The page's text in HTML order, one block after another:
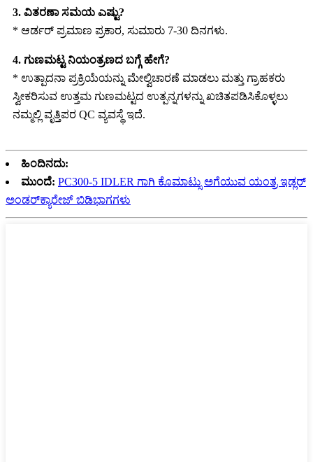
3. ವಿತರಣಾ ಸಮಯ ಎಷ್ಟು?
* ಆರ್ಡರ್ ಪ್ರಮಾಣ ಪ್ರಕಾರ, ಸುಮಾರು 7-30 ದಿನಗಳು.
4. ಗುಣಮಟ್ಟ ನಿಯಂತ್ರಣದ ಬಗ್ಗೆ ಹೇಗೆ?
* ಉತ್ಪಾದನಾ ಪ್ರಕ್ರಿಯೆಯನ್ನು ಮೇಲ್ವಿಚಾರಣೆ ಮಾಡಲು ಮತ್ತು ಗ್ರಾಹಕರು
ಸ್ವೀಕರಿಸುವ ಉತ್ತಮ ಗುಣಮಟ್ಟದ ಉತ್ಪನ್ನಗಳನ್ನು ಖಚಿತಪಡಿಸಿಕೊಳ್ಳಲು
ನಮ್ಮಲ್ಲಿ ವೃತ್ತಿಪರ QC ವ್ಯವಸ್ಥೆ ಇದೆ.
ಹಿಂದಿನದು:
ಮುಂದೆ: PC300-5 IDLER ಗಾಗಿ ಕೊಮಾಟ್ಸು ಅಗೆಯುವ ಯಂತ್ರ ಇಡ್ಲರ್
ಅಂಡರ್‌ಕ್ಯಾರೇಜ್ ಬಿಡಿಭಾಗಗಳು